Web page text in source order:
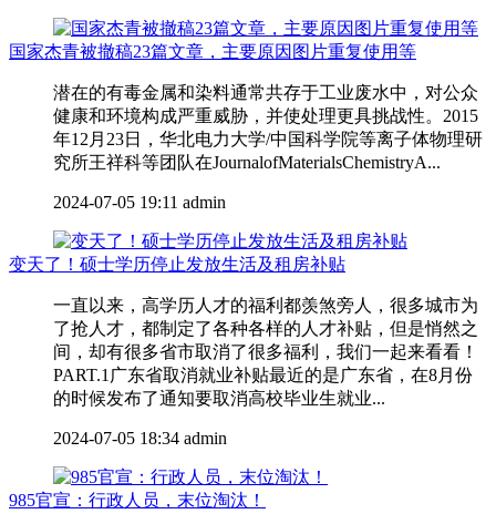
国家杰青被撤稿23篇文章，主要原因图片重复使用等
潜在的有毒金属和染料通常共存于工业废水中，对公众
健康和环境构成严重威胁，并使处理更具挑战性。2015
年12月23日，华北电力大学/中国科学院等离子体物理研
究所王祥科等团队在JournalofMaterialsChemistryA...
2024-07-05 19:11 admin
变天了！硕士学历停止发放生活及租房补贴
一直以来，高学历人才的福利都羡煞旁人，很多城市为
了抢人才，都制定了各种各样的人才补贴，但是悄然之
间，却有很多省市取消了很多福利，我们一起来看看！
PART.1广东省取消就业补贴最近的是广东省，在8月份
的时候发布了通知要取消高校毕业生就业...
2024-07-05 18:34 admin
985官宣：行政人员，末位淘汰！